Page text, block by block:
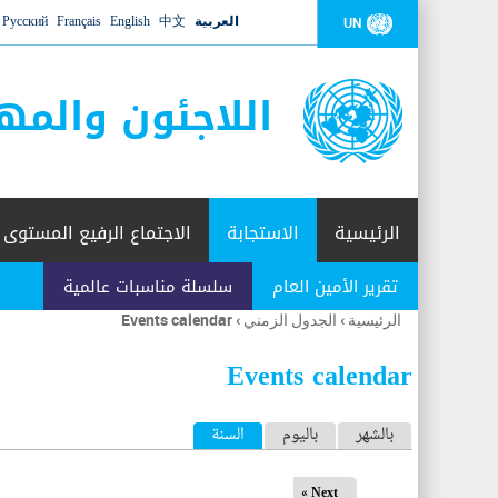
UN العربية 中文
English
Français
Русский
اللاجئون
الرئيسية الاستجابة
تقرير الأمين العام سلسلة مناسبات عالمية
الاجتماع الرفيع المستوى
أنت
هنا
الرئيسية › الجدول الزمني ›
Events calendar
Events calendar
ا بالشهر باليوم السنة (علامة التبويب النشطة)